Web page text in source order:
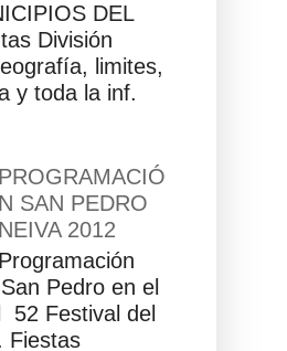
DEL
División
limites,
y toda la inf.
PROGRAMACIÓ
N SAN PEDRO
NEIVA 2012
Programación
Pedro en el
52 Festival del
Fiestas